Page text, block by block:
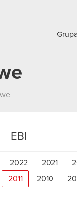
EBI
2022 2021
2011 2010